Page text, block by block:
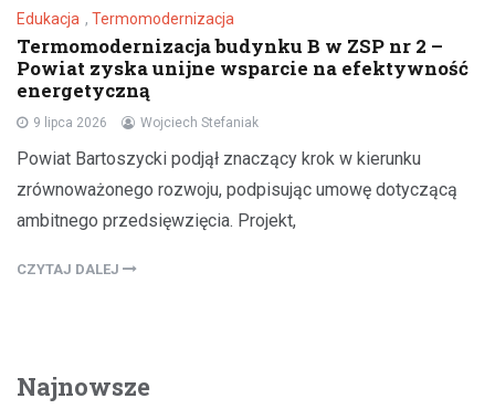
Edukacja , Termomodernizacja
Termomodernizacja budynku B w ZSP nr 2 –
Powiat zyska unijne wsparcie na efektywność
energetyczną
9 lipca 2026 Wojciech Stefaniak
Powiat Bartoszycki podjął znaczący krok w kierunku
zrównoważonego rozwoju, podpisując umowę dotyczącą
ambitnego przedsięwzięcia. Projekt,
CZYTAJ DALEJ
Najnowsze